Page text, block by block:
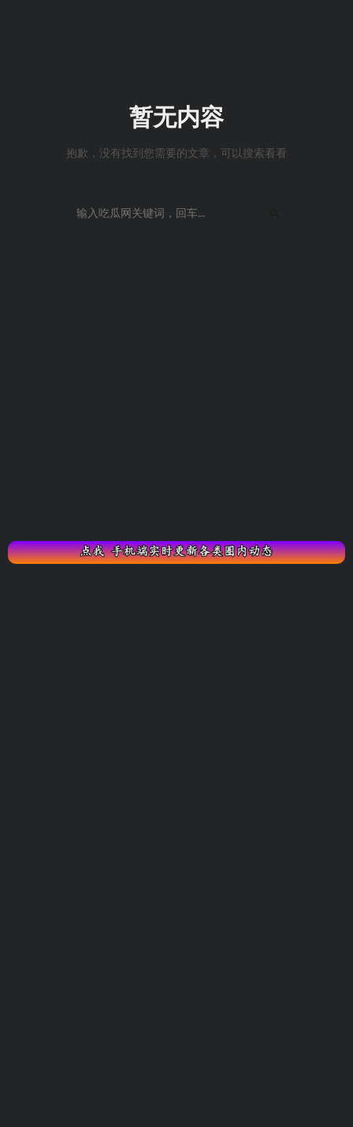
暂无内容
抱歉，没有找到您需要的文章，可以搜索看看